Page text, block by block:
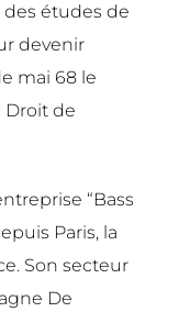
des études de
devenir
mai 68 le
Droit de
“Bass
Paris, la
Son secteur
De